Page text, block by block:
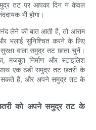
तट पर आपका दिन न केवल
भी होगा।
लेने की बात आती है, तो आराम
भलाई सुनिश्चित करने के लिए
वाला समुद्र तट छाता चुनें।
मजबूत निर्माण और स्टाइलिश
एक ठंडी समुद्र तट छतरी के
सकते हैं, और अपने समुद्र तट के
को अपने समुद्र तट के